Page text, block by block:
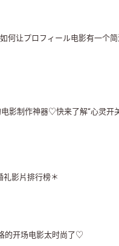
何让プロフィール电影有一个
影制作神器♡快来了解“心灵开
影片排行榜＊
的开场电影太时尚了♡